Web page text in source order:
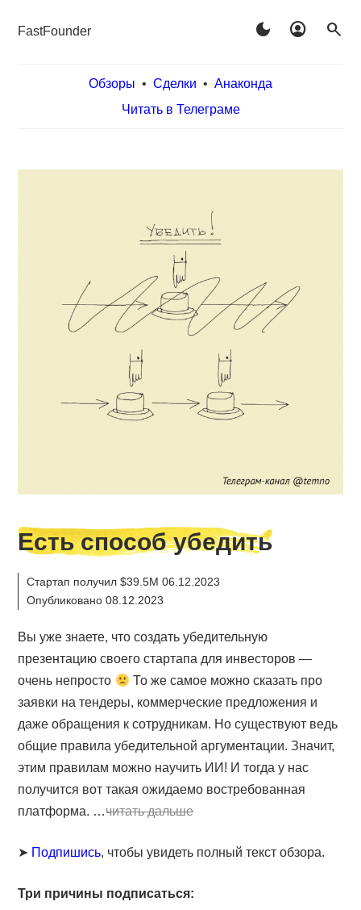
FastFounder dark_mode account_circle search
Обзоры • Сделки • Анаконда
Читать в Телеграме
Есть способ убедить
Стартап получил $39.5M 06.12.2023
Опубликовано 08.12.2023
Вы уже знаете, что создать убедительную
презентацию своего стартапа для инвесторов —
очень непросто
То же самое можно сказать про
заявки на тендеры, коммерческие предложения и
даже обращения к сотрудникам. Но существуют ведь
общие правила убедительной аргументации. Значит,
этим правилам можно научить ИИ! И тогда у нас
получится вот такая ожидаемо востребованная
платформа. …читать дальше
➤ Подпишись, чтобы увидеть полный текст обзора.
Три причины подписаться: